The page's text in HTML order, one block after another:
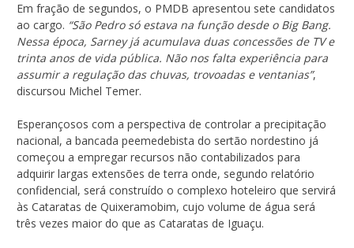
Em fração de segundos, o PMDB apresentou sete candidatos
ao cargo. “São Pedro só estava na função desde o Big Bang.
Nessa época, Sarney já acumulava duas concessões de TV e
trinta anos de vida pública. Não nos falta experiência para
assumir a regulação das chuvas, trovoadas e ventanias”,
discursou Michel Temer.
Esperançosos com a perspectiva de controlar a precipitação
nacional, a bancada peemedebista do sertão nordestino já
começou a empregar recursos não contabilizados para
adquirir largas extensões de terra onde, segundo relatório
confidencial, será construído o complexo hoteleiro que servirá
às Cataratas de Quixeramobim, cujo volume de água será
três vezes maior do que as Cataratas de Iguaçu.